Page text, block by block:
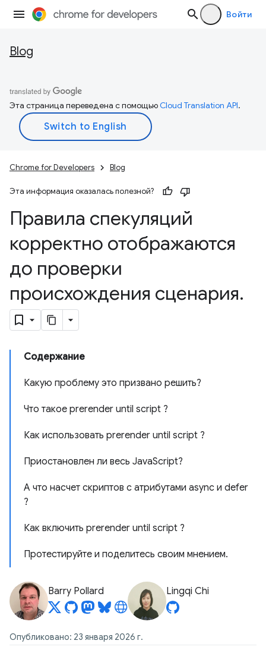
Войти
Blog
Эта страница переведена с помощьюCloud Translation API.
Chrome for Developers Blog
Эта информация оказалась полезной?
Правила спекуляций
корректно отображаются
до проверки
происхождения сценария.
Содержание
Какую проблему это призвано решить?
Что такое prerender until script ?
Как использовать prerender until script ?
Приостановлен ли весь JavaScript?
А что насчет скриптов с атрибутами async и defer
?
Как включить prerender until script ?
Протестируйте и поделитесь своим мнением.
Barry Pollard Lingqi Chi
Опубликовано: 23 января 2026 г.